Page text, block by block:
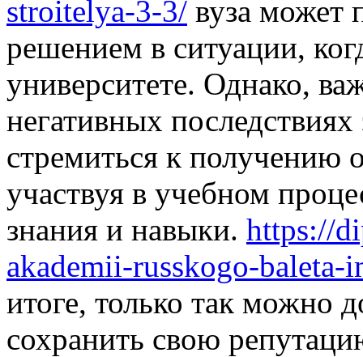
stroitelya-3-3/ вуза может
решением в ситуации,
университете. Однако,
негативных
стремиться к получению
участвуя в учебном
знания и навыки. https://
akademii-russkogo-
итоге, только так можно
сохранить свою